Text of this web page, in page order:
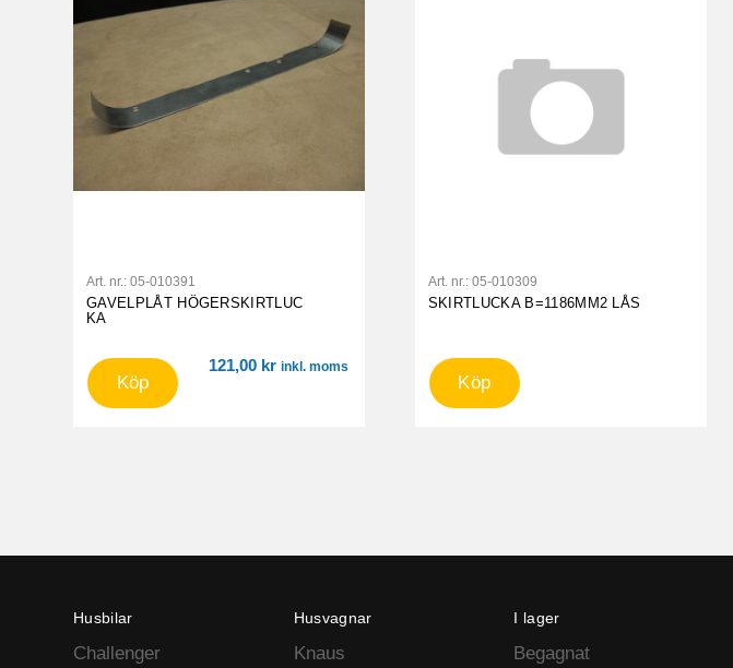
Art. nr.: 05-010391
GAVELPLÅT HÖGERSKIRTLUC
KA
121,00 kr inkl. moms
Köp
Art. nr.: 05-010309
SKIRTLUCKA B=1186MM2 LÅS
Köp
Husbilar
Challenger
Husvagnar
Knaus
I lager
Begagnat